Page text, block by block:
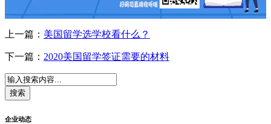
上一篇： 美国留学选学校看什么？
下一篇： 2020美国留学签证需要的材料
企业动态